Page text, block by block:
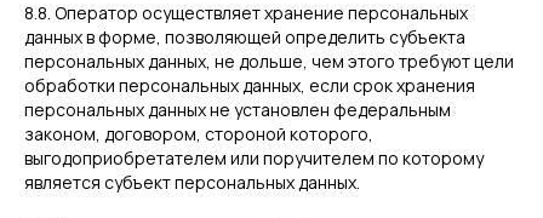
8.8. Оператор осуществляет хранение персональных
данных в форме, позволяющей определить субъекта
персональных данных, не дольше, чем этого требуют цели
обработки персональных данных, если срок хранения
персональных данных не установлен федеральным
законом, договором, стороной которого,
выгодоприобретателем или поручителем по которому
является субъект персональных данных.